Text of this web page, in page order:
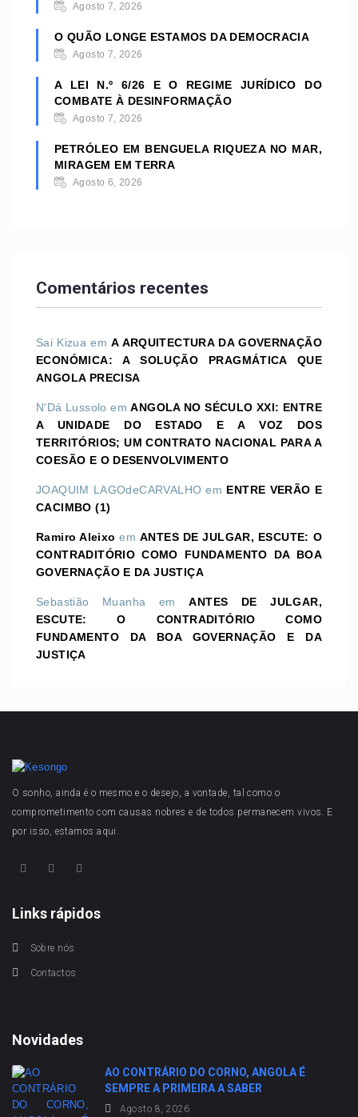
Agosto 7, 2026
O QUÃO LONGE ESTAMOS DA DEMOCRACIA
Agosto 7, 2026
A LEI N.º 6/26 E O REGIME JURÍDICO DO
COMBATE À DESINFORMAÇÃO
Agosto 7, 2026
PETRÓLEO EM BENGUELA RIQUEZA NO MAR,
MIRAGEM EM TERRA
Agosto 6, 2026
Comentários recentes
Sai Kizua emA ARQUITECTURA DA GOVERNAÇÃO
ECONÓMICA: A SOLUÇÃO PRAGMÁTICA QUE
ANGOLA PRECISA
N'Dá Lussolo emANGOLA NO SÉCULO XXI: ENTRE
A UNIDADE DO ESTADO E A VOZ DOS
TERRITÓRIOS; UM CONTRATO NACIONAL PARA A
COESÃO E O DESENVOLVIMENTO
JOAQUIM LAGOdeCARVALHO em ENTRE VERÃO E
CACIMBO (1)
Ramiro Aleixo emANTES DE JULGAR, ESCUTE: O
CONTRADITÓRIO COMO FUNDAMENTO DA BOA
GOVERNAÇÃO E DA JUSTIÇA
Sebastião Muanha emANTES DE JULGAR,
ESCUTE: O CONTRADITÓRIO COMO
FUNDAMENTO DA BOA GOVERNAÇÃO E DA
JUSTIÇA
O sonho, ainda é o mesmo e o desejo, a vontade, tal como o
comprometimento com causas nobres e de todos permanecem vivos. E
por isso, estamos aqui.
Links rápidos
Sobre nós
Contactos
Novidades
AO CONTRÁRIO DO CORNO, ANGOLA É
SEMPRE A PRIMEIRA A SABER
Agosto 8, 2026